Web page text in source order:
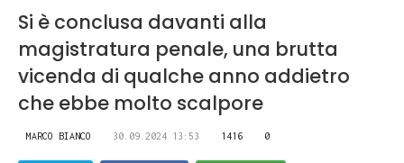
Si è conclusa davanti alla
magistratura penale, una brutta
vicenda di qualche anno addietro
che ebbe molto scalpore
MARCO BIANCO 30.09.2024 13:53 1416 0